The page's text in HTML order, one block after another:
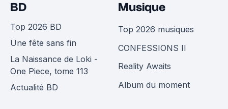
BD
Top 2026 BD
Une fête sans fin
La Naissance de Loki -
One Piece, tome 113
Actualité BD
Musique
Top 2026 musiques
CONFESSIONS II
Reality Awaits
Album du moment